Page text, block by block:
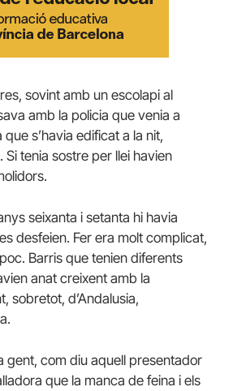
sovint amb un escolapi al
amb la policia que venia a
s’havia edificat a la nit,
Si tenia sostre per llei havien
seixanta i setanta hi havia
desfeien. Fer era molt complicat,
Barris que tenien diferents
anat creixent amb la
sobretot, d’Andalusia,
gent, com diu aquell presentador
que la manca de feina i els